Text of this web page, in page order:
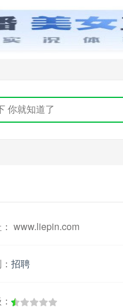
www.liepin.com
招聘